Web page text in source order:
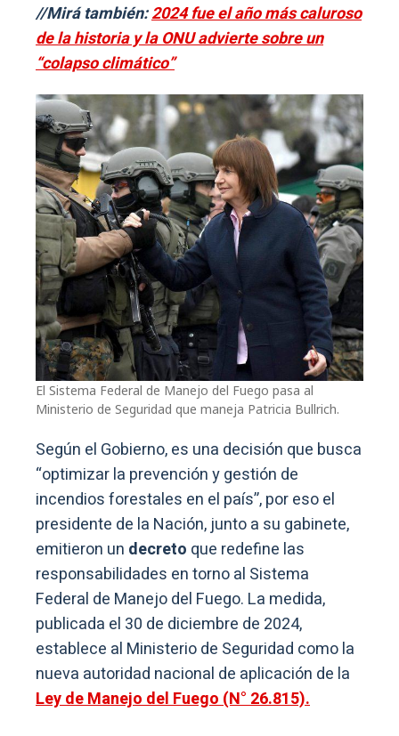
//Mirá también:2024 fue el año más caluroso
de la historia y la ONU advierte sobre un
“colapso climático”
El Sistema Federal de Manejo del Fuego pasa al
Ministerio de Seguridad que maneja Patricia Bullrich.
Según el Gobierno, es una decisión que busca
“optimizar la prevención y gestión de
incendios forestales en el país”, por eso el
presidente de la Nación, junto a su gabinete,
emitieron un decreto que redefine las
responsabilidades en torno al Sistema
Federal de Manejo del Fuego. La medida,
publicada el 30 de diciembre de 2024,
establece al Ministerio de Seguridad como la
nueva autoridad nacional de aplicación de la
Ley de Manejo del Fuego (N° 26.815).